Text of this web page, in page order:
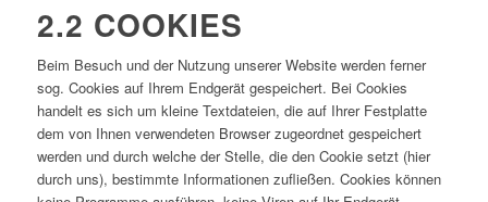
2.2 COOKIES
Beim Besuch und der Nutzung unserer Website werden ferner
sog. Cookies auf Ihrem Endgerät gespeichert. Bei Cookies
handelt es sich um kleine Textdateien, die auf Ihrer Festplatte
dem von Ihnen verwendeten Browser zugeordnet gespeichert
werden und durch welche der Stelle, die den Cookie setzt (hier
durch uns), bestimmte Informationen zufließen. Cookies können